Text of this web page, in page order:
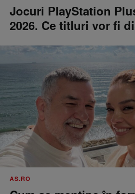
Jocuri PlayStation
2026. Ce titluri vor fi
AS.RO